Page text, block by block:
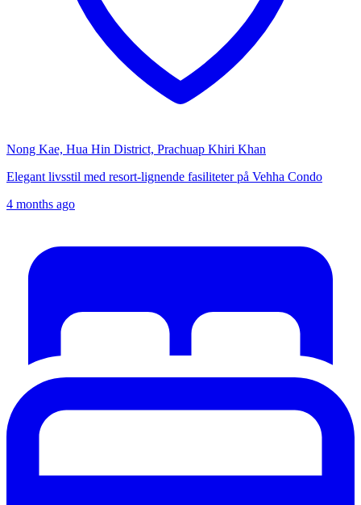
Nong Kae, Hua Hin District, Prachuap Khiri Khan
Elegant livsstil med resort-lignende fasiliteter på Vehha Condo
4 months ago